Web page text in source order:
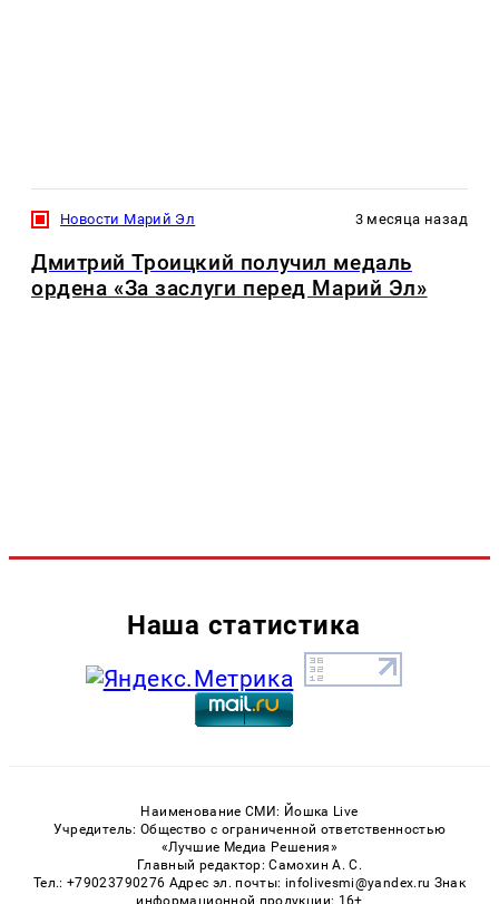
Новости Марий Эл 3 месяца назад
Дмитрий Троицкий получил медаль
ордена «За заслуги перед Марий Эл»
Наша статистика
Наименование СМИ: Йошка Live
Учредитель: Общество с ограниченной ответственностью
«Лучшие Медиа Решения»
Главный редактор: Самохин А. С.
Тел.: +79023790276 Адрес эл. почты: infolivesmi@yandex.ru Знак